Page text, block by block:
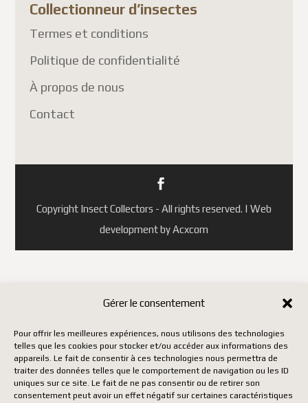
Gérer le consentement
Pour offrir les meilleures expériences, nous utilisons des technologies
telles que les cookies pour stocker et/ou accéder aux informations des
appareils. Le fait de consentir à ces technologies nous permettra de
traiter des données telles que le comportement de navigation ou les ID
uniques sur ce site. Le fait de ne pas consentir ou de retirer son
consentement peut avoir un effet négatif sur certaines caractéristiques
Collectionneur d’insectes
Termes et conditions
Politique de confidentialité
À propos de nous
Contact
Copyright Insect Collectors - All rights reserved. | Web
development by Acxcom